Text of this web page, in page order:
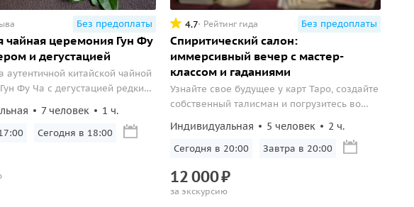
Без предоплаты
чайная церемония Гун Фу
и дегустацией
аутентичной китайской чайной
Фу Ча с дегустацией редких
7 человек 1 ч.
Сегодня в 18:00
4.7 Рейтинг гида Без предоплаты
Спиритический салон:
иммерсивный вечер с мастер-
классом и гаданиями
Узнайте свое будущее у карт Таро, создайте
собственный талисман и погрузитесь во
Индивидуальная 5 человек 2 ч.
Сегодня в 20:00 Завтра в 20:00
12000₽
за экскурсию